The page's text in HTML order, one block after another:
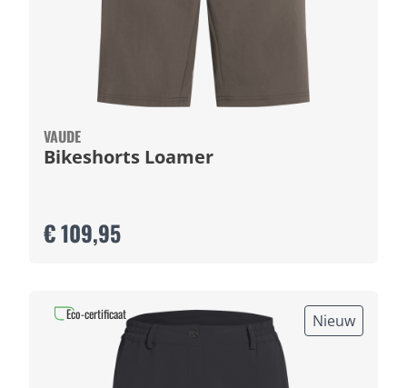
VAUDE
Bikeshorts Loamer
€ 109,95
Nieuw
Eco-certificaat